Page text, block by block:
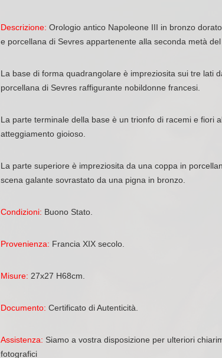
Descrizione: Orologio antico Napoleone III in bronzo
e porcellana di Sevres appartenente alla seconda metà del
La base di forma quadrangolare è impreziosita sui tre lati
porcellana di Sevres raffigurante nobildonne francesi.
La parte terminale della base è un trionfo di racemi e fiori
atteggiamento gioioso.
La parte superiore è impreziosita da una coppa in
scena galante sovrastato da una pigna in bronzo.
Condizioni: Buono Stato.
Provenienza: Francia XIX secolo.
Misure: 27x27 H68cm.
Documento: Certificato di Autenticità.
Assistenza: Siamo a vostra disposizione per ulteriori
fotografici